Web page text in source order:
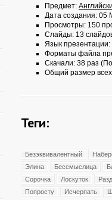
Предмет:
Дата создания: 05
Просмотры: 150
Слайды: 13
Язык презентации:
Форматы файла
Скачали: 38 раз
Общий размер
Теги:
Безэквивалентный
Элина
Бессмыслица
Сорочка
Лоскуток
Попросту
Исчерпать